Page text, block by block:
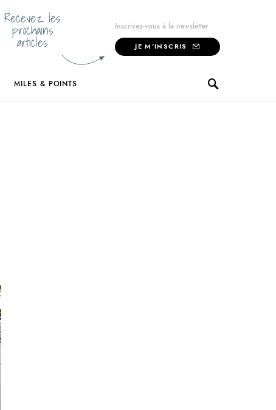
Recevez les
prochains
articles
Inscrivez-vous à la newsletter
JE M'INSCRIS
MILES & POINTS